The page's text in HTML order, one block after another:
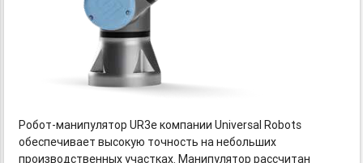
Робот-манипулятор UR3e компании Universal Robots
обеспечивает высокую точность на небольших
производственных участках. Манипулятор рассчитан